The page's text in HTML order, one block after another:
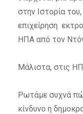
στην Ιστορία
επιχείρηση
ΗΠΑ από τον
Μάλιστα, στις
Ρωτάμε συχνά
κίνδυνο η